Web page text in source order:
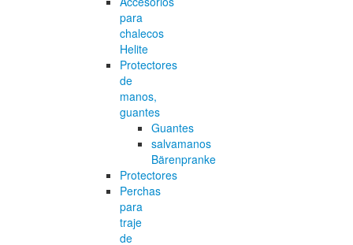
para
chalecos
Helite
Protectores
de
manos,
guantes
Guantes
salvamanos
Bärenpranke
Protectores
Perchas
para
traje
de